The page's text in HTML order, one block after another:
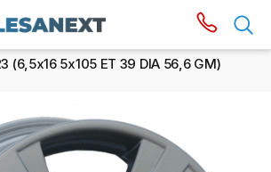
(6,5х16 5x105 ET 39 DIA 56,6 GM)